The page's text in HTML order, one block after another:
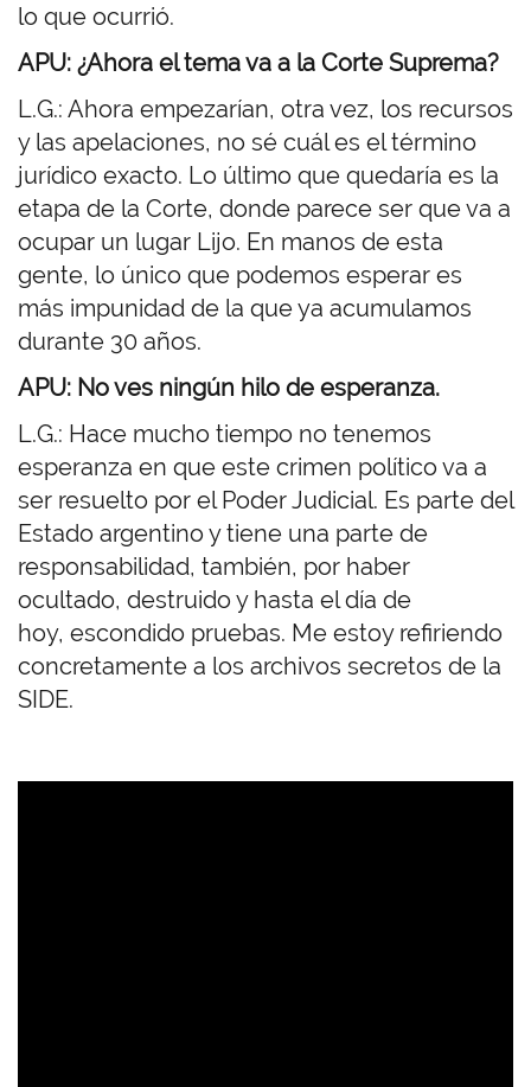
lo que ocurrió.
APU: ¿Ahora el tema va a la Corte Suprema?
L.G.: Ahora empezarían, otra vez, los recursos
y las apelaciones, no sé cuál es el término
jurídico exacto. Lo último que quedaría es la
etapa de la Corte, donde parece ser que va a
ocupar un lugar Lijo. En manos de esta
gente, lo único que podemos esperar es
más impunidad de la que ya acumulamos
durante 30 años.
APU: No ves ningún hilo de esperanza.
L.G.: Hace mucho tiempo no tenemos
esperanza en que este crimen político va a
ser resuelto por el Poder Judicial. Es parte del
Estado argentino y tiene una parte de
responsabilidad, también, por haber
ocultado, destruido y hasta el día de
hoy, escondido pruebas. Me estoy refiriendo
concretamente a los archivos secretos de la
SIDE.